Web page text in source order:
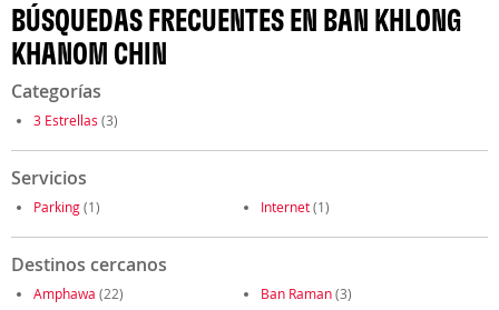
BÚSQUEDAS FRECUENTES EN BAN KHLONG
KHANOM CHIN
Categorías
3 Estrellas (3)
Servicios
Parking(1) Internet(1)
Destinos cercanos
Amphawa (22) Ban Raman(3)